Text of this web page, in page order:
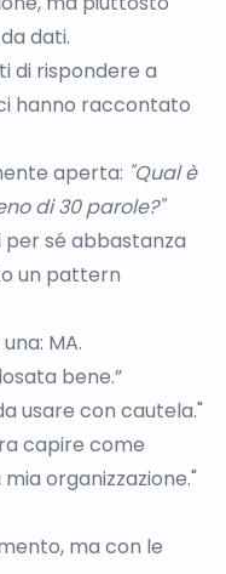
dati.
di rispondere a
hanno raccontato
aperta: "Qual è
di 30 parole?"
per sé abbastanza
un pattern
MA.
bene.”
usare con cautela."
capire come
organizzazione."
ma con le